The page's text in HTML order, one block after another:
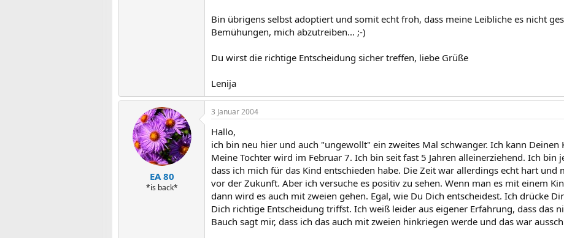
Bin übrigens selbst adoptiert und somit echt froh, dass meine Leibliche es nicht
Bemühungen, mich abzutreiben... ;-)
Du wirst die richtige Entscheidung sicher treffen, liebe Grüße
Lenija
EA 80
*is back*
3 Januar 2004
Hallo,
ich bin neu hier und auch "ungewollt" ein zweites Mal schwanger. Ich kann
Meine Tochter wird im Februar 7. Ich bin seit fast 5 Jahren alleinerziehend. Ich bin
dass ich mich für das Kind entschieden habe. Die Zeit war allerdings echt hart und
vor der Zukunft. Aber ich versuche es positiv zu sehen. Wenn man es mit einem
dann wird es auch mit zweien gehen. Egal, wie Du Dich entscheidest. Ich drücke
Dich richtige Entscheidung triffst. Ich weiß leider aus eigener Erfahrung, dass das
Bauch sagt mir, dass ich das auch mit zweien hinkriegen werde und das war